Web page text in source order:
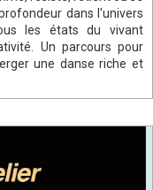
dans l'univers
les états du vivant
Un parcours pour
une danse riche et